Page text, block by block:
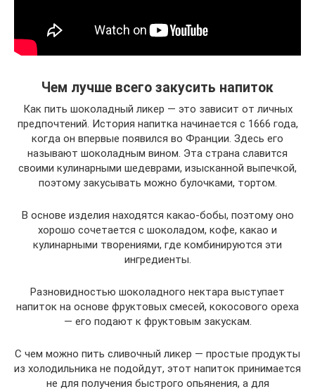
Чем лучше всего закусить напиток
Как пить шоколадный ликер — это зависит от личных
предпочтений. История напитка начинается с 1666 года,
когда он впервые появился во Франции. Здесь его
называют шоколадным вином. Эта страна славится
своими кулинарными шедеврами, изысканной выпечкой,
поэтому закусывать можно булочками, тортом.
В основе изделия находятся какао-бобы, поэтому оно
хорошо сочетается с шоколадом, кофе, какао и
кулинарными творениями, где комбинируются эти
ингредиенты.
Разновидностью шоколадного нектара выступает
напиток на основе фруктовых смесей, кокосового ореха
— его подают к фруктовым закускам.
С чем можно пить сливочный ликер — простые продукты
из холодильника не подойдут, этот напиток принимается
не для получения быстрого опьянения, а для